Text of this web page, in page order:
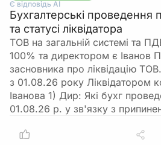
Є відповідь АІ
Бухгалтерські проведення
та статусі ліквідатора
ТОВ на загальній системі та
100% та директором є Іванов
засновника про ліквідацію
з 01.08.26 року Ліквідатором
Іванова 1) Дир: Які бухг
01.08.26 р. у зв'язку з